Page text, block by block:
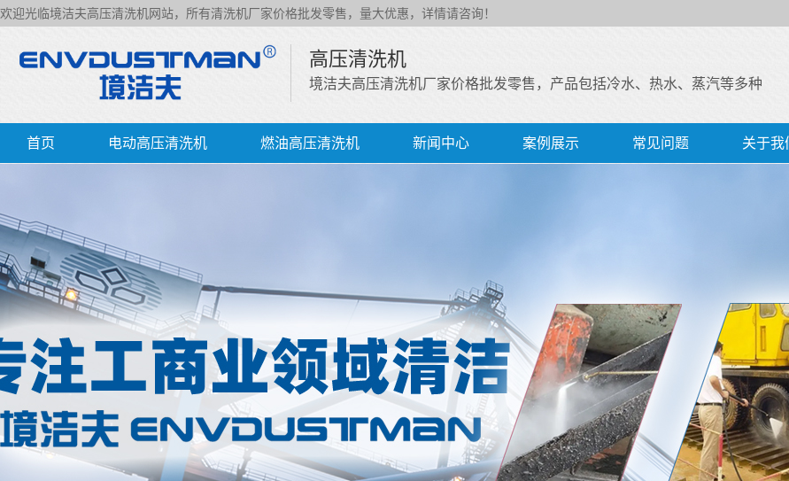
欢迎光临境洁夫高压清洗机网站，所有清洗机厂家价格批发零售，量大优惠，详情请咨询！
高压清洗机
境洁夫高压清洗机厂家价格批发零售，产品包括冷水、热水、蒸汽等多种
首页 电动高压清洗机 燃油高压清洗机 新闻中心 案例展示 常见问题 关于我